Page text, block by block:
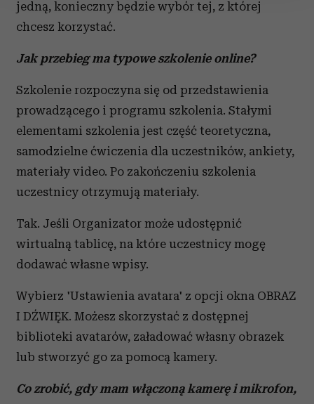
Wykorzystujemy pliki cookie do spersonalizowania treści
i reklam, aby oferować funkcje społecznościowe i
analizować ruch w naszej witrynie. Informacje o tym, jak
społecznościowym, reklamowym i analitycznym.
Partnerzy mogą połączyć te informacje z innymi danymi
otrzymanymi od Ciebie lub uzyskanymi podczas
korzystania z ich usług.
jedną, konieczny będzie wybór tej, z której
chcesz korzystać.
Jak przebieg ma typowe szkolenie online?
Szkolenie rozpoczyna się od przedstawienia
prowadzącego i programu szkolenia. Stałymi
elementami szkolenia jest część teoretyczna,
samodzielne ćwiczenia dla uczestników, ankiety,
materiały video. Po zakończeniu szkolenia
uczestnicy otrzymują materiały.
Tak. Jeśli Organizator może udostępnić
wirtualną tablicę, na które uczestnicy mogę
dodawać własne wpisy.
Wybierz 'Ustawienia avatara' z opcji okna OBRAZ
I DŹWIĘK. Możesz skorzystać z dostępnej
biblioteki avatarów, załadować własny obrazek
lub stworzyć go za pomocą kamery.
Co zrobić, gdy mam włączoną kamerę i mikrofon,